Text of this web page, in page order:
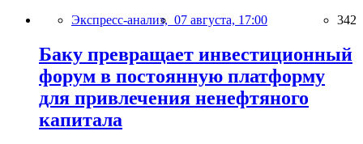
Экспресс-анализ, 07 августа, 17:00 342
Баку превращает инвестиционный
форум в постоянную платформу
для привлечения ненефтяного
капитала